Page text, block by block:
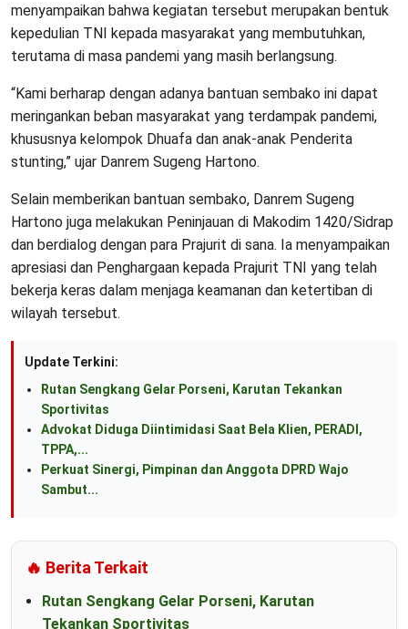
menyampaikan bahwa kegiatan tersebut merupakan bentuk
kepedulian TNI kepada masyarakat yang membutuhkan,
terutama di masa pandemi yang masih berlangsung.
“Kami berharap dengan adanya bantuan sembako ini dapat
meringankan beban masyarakat yang terdampak pandemi,
khususnya kelompok Dhuafa dan anak-anak Penderita
stunting,” ujar Danrem Sugeng Hartono.
Selain memberikan bantuan sembako, Danrem Sugeng
Hartono juga melakukan Peninjauan di Makodim 1420/Sidrap
dan berdialog dengan para Prajurit di sana. Ia menyampaikan
apresiasi dan Penghargaan kepada Prajurit TNI yang telah
bekerja keras dalam menjaga keamanan dan ketertiban di
wilayah tersebut.
Update Terkini:
Rutan Sengkang Gelar Porseni, Karutan Tekankan
Sportivitas
Advokat Diduga Diintimidasi Saat Bela Klien, PERADI,
TPPA,...
Perkuat Sinergi, Pimpinan dan Anggota DPRD Wajo
Sambut...
🔥 Berita Terkait
Rutan Sengkang Gelar Porseni, Karutan
Tekankan Sportivitas